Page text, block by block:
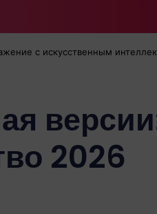
с искусственным
2026